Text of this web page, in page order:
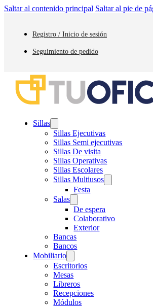
Saltar al contenido principal Saltar al pie de
Registro / Inicio de sesión
Seguimiento de pedido
Sillas
Sillas Ejecutivas
Sillas Semi ejecutivas
Sillas De visita
Sillas Operativas
Sillas Escolares
Sillas Multiusos
Festa
Salas
De espera
Colaborativo
Exterior
Bancas
Bancos
Mobiliario
Escritorios
Mesas
Libreros
Recepciones
Módulos